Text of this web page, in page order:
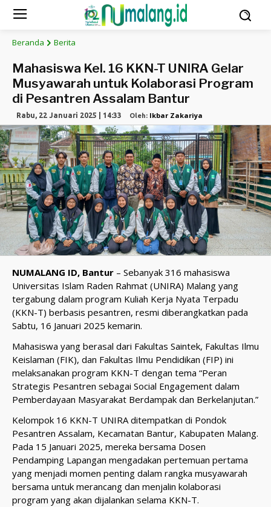
Beranda Berita
Mahasiswa Kel. 16 KKN-T UNIRA Gelar
Musyawarah untuk Kolaborasi Program
di Pesantren Assalam Bantur
Rabu, 22 Januari 2025 | 14:33 Oleh: Ikbar Zakariya
NUMALANG ID, Bantur – Sebanyak 316 mahasiswa
Universitas Islam Raden Rahmat (UNIRA) Malang yang
tergabung dalam program Kuliah Kerja Nyata Terpadu
(KKN-T) berbasis pesantren, resmi diberangkatkan pada
Sabtu, 16 Januari 2025 kemarin.
Mahasiswa yang berasal dari Fakultas Saintek, Fakultas Ilmu
Keislaman (FIK), dan Fakultas Ilmu Pendidikan (FIP) ini
melaksanakan program KKN-T dengan tema “Peran
Strategis Pesantren sebagai Social Engagement dalam
Pemberdayaan Masyarakat Berdampak dan Berkelanjutan.”
Kelompok 16 KKN-T UNIRA ditempatkan di Pondok
Pesantren Assalam, Kecamatan Bantur, Kabupaten Malang.
Pada 15 Januari 2025, mereka bersama Dosen
Pendamping Lapangan mengadakan pertemuan pertama
yang menjadi momen penting dalam rangka musyawarah
bersama untuk merancang dan menjalin kolaborasi
program yang akan dijalankan selama KKN-T.